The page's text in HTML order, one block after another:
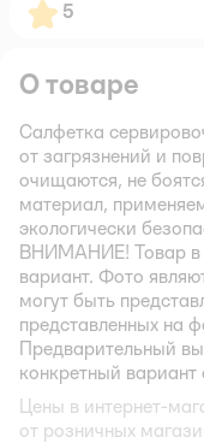
Рейтинг:
5
О товаре
Салфетка
от загрязнений и
очищаются, не
материал,
экологически
ВНИМАНИЕ! Товар в
вариант. Фото
могут быть
представленных на
Предварительный
конкретный вариант
Цены в интернет-
от розничных